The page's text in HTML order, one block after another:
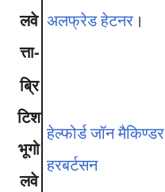
लवे
त्ता-
अलफ्रेड हेटनर ।
ब्रि
टिश
भूगो
लवे
हेल्फोर्ड जॉन मैकिण्डर
हरबर्टसन